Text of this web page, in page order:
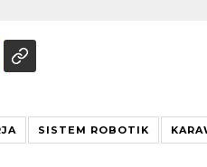
SISTEM ROBOTIK